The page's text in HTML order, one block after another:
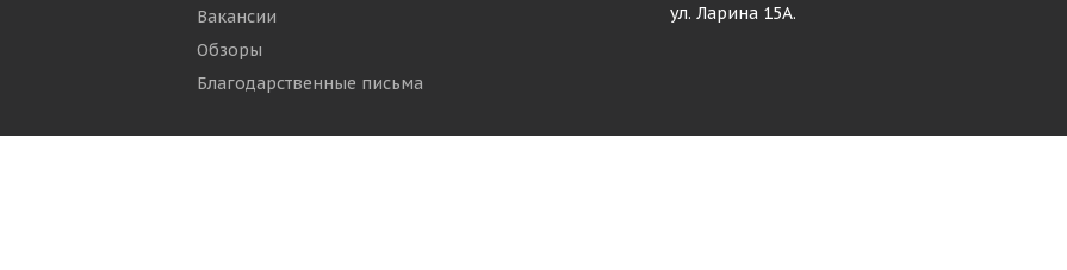
Вакансии
Обзоры
Благодарственные письма
ул. Ларина 15А.